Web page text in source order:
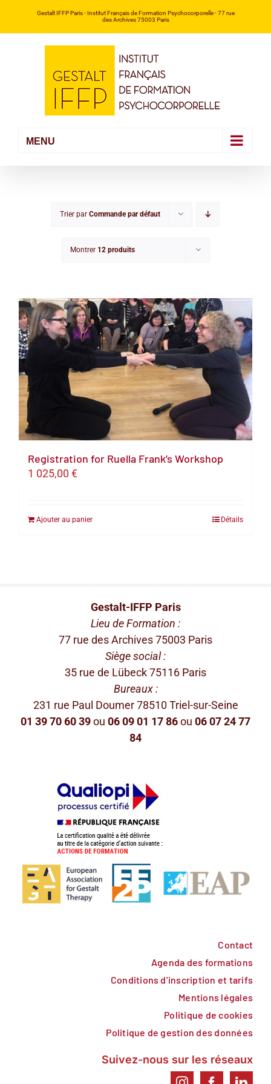
Gestalt IFFP Paris- Institut Français de Formation Psychocorporelle -77 rue
des Archives 75003 Paris
Trier par Commande par défaut
Montrer 12 produits
Registration for Ruella Frank’s Workshop
1 025,00 €
Ajouter au panier Détails
Gestalt-IFFP Paris
Lieu de Formation :
77 rue des Archives 75003 Paris
Siège social :
35 rue de Lübeck 75116 Paris
Bureaux :
231 rue Paul Doumer 78510 Triel-sur-Seine
01 39 70 60 39ou 06 09 01 17 86ou 06 07 24 77
84
Contact
Agenda des formations
Conditions d’inscription et tarifs
Mentions légales
Politique de cookies
Politique de gestion des données
Suivez-nous sur les réseaux